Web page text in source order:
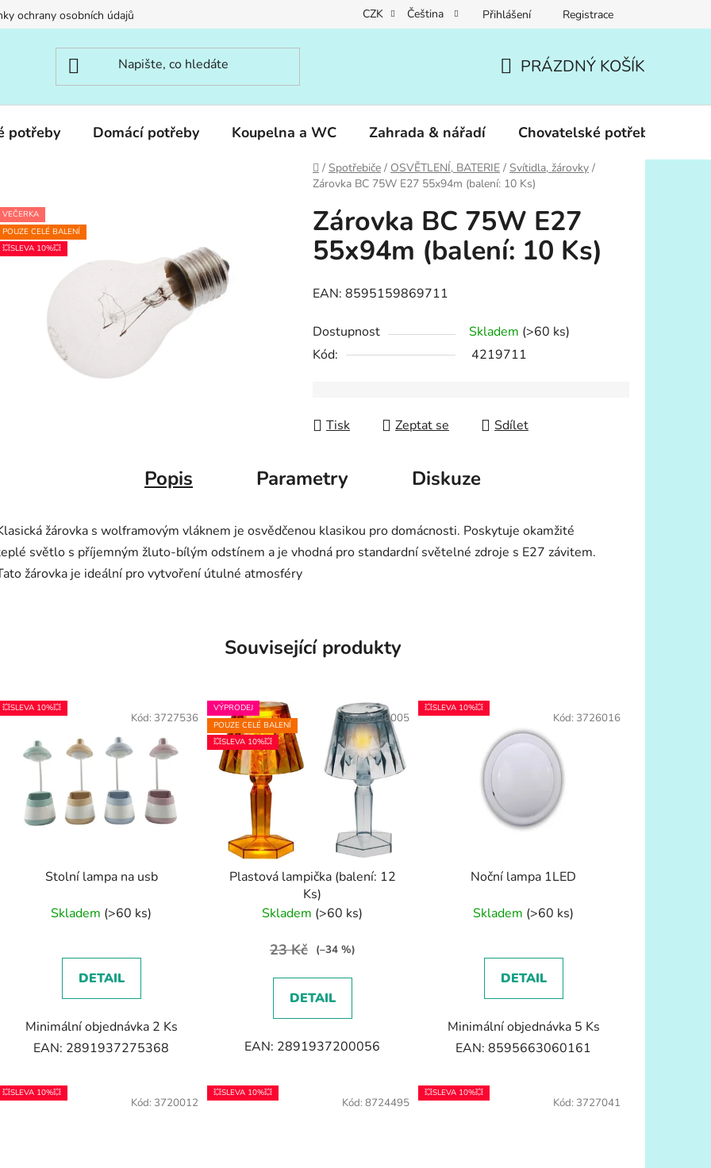
ochrany osobních údajů CZK Čeština Přihlášení Registrace
KOŠÍK
PRÁZDNÝ KOŠÍK
potřeby Domácí potřeby Koupelna a WC Zahrada & nářadí Chovatelské potřeby
Domů
/ Spotřebiče / OSVĚTLENÍ, BATERIE / Svítidla, žárovky /
Zárovka BC 75W E27 55x94m (balení: 10 Ks)
Zárovka BC 75W E27
55x94m (balení: 10 Ks)
EAN: 8595159869711
Dostupnost Skladem (>60 ks)
Kód:
4219711
Tisk Zeptat se Sdílet
VEČERKA
POUZE CELÉ BALENÍ
💥SLEVA 10%💥
Popis Parametry Diskuze
žárovka s wolframovým vláknem je osvědčenou klasikou pro domácnosti. Poskytuje okamžité
světlo s příjemným žluto-bílým odstínem a je vhodná pro standardní světelné zdroje s E27 závitem.
žárovka je ideální pro vytvoření útulné atmosféry
Související produkty
💥SLEVA 10%💥
Stolní lampa na usb
Skladem (>60 ks)
DETAIL
Minimální objednávka 2 Ks
EAN: 2891937275368
Kód: 3727536
VÝPRODEJ
POUZE CELÉ BALENÍ
💥SLEVA 10%💥
Plastová lampička (balení: 12
Ks)
Skladem (>60 ks)
23 Kč (–34 %)
DETAIL
EAN: 2891937200056
Kód:3720005
💥SLEVA 10%💥
Noční lampa 1LED
Skladem (>60 ks)
DETAIL
Minimální objednávka 5 Ks
EAN: 8595663060161
Kód: 3726016
💥SLEVA 10%💥
Kód: 3720012
💥SLEVA 10%💥
Kód: 8724495
💥SLEVA 10%💥
Kód: 3727041